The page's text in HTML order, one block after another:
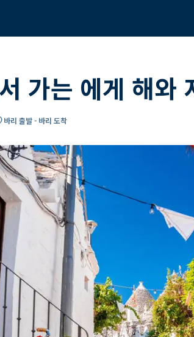
가는 에게 해와
바리 출발 - 바리 도착